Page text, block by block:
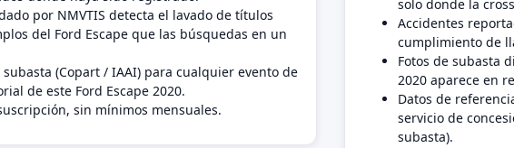
por NMVTIS detecta el lavado de títulos
del Ford Escape que las búsquedas en un
(Copart / IAAI) para cualquier evento de
de este Ford Escape 2020.
sin mínimos mensuales.
solo donde la
Accidentes
cumplimiento de
Fotos de subasta
2020 aparece en
Datos de
servicio de
subasta).